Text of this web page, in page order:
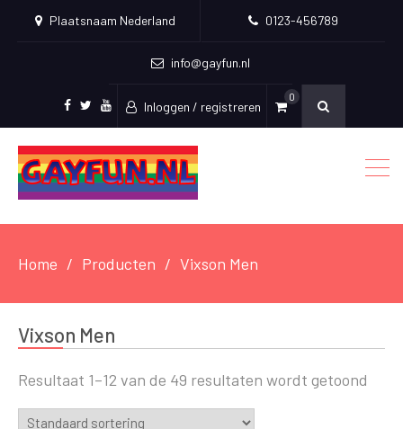
Plaatsnaam Nederland 0123-456789
info@gayfun.nl
Facebook
TwitterYoutube
Inloggen / registreren
0
Home Producten Vixson Men
Vixson Men
Resultaat 1–12 van de 49 resultaten wordt getoond